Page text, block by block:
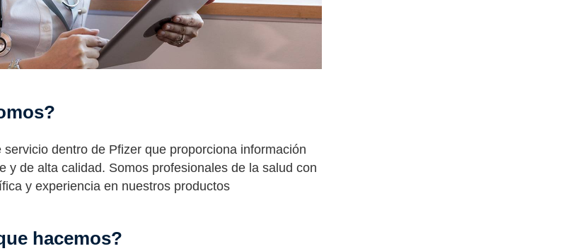
servicio dentro de Pfizer que proporciona información
y de alta calidad. Somos profesionales de la salud con
y experiencia en nuestros productos
hacemos?